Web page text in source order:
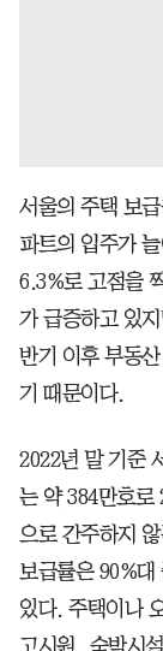
서울의 주택 보
파트의 입주가
6.3%로 고점을
가 급증하고 있
반기 이후 부동
기 때문이다.
2022년 말 기준
는 약 384만호로
으로 간주하지
보급률은 90%대
있다. 주택이나
고시원, 숙박시